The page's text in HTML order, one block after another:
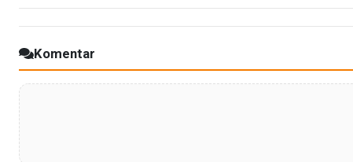
Komentar